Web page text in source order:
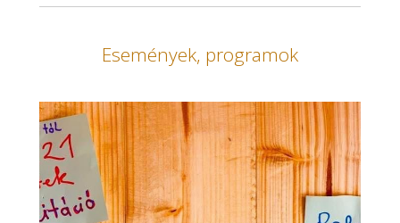
Események, programok